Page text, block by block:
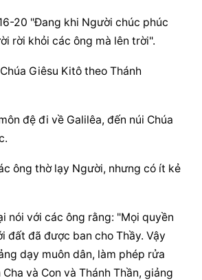
20 "Ðang khi Người chúc phúc
rời khỏi các ông mà lên trời".
Giêsu Kitô theo Thánh
đệ đi về Galilêa, đến núi Chúa
ông thờ lạy Người, nhưng có ít kẻ
nói với các ông rằng: "Mọi quyền
đất đã được ban cho Thầy. Vậy
dạy muôn dân, làm phép rửa
và Con và Thánh Thần, giảng